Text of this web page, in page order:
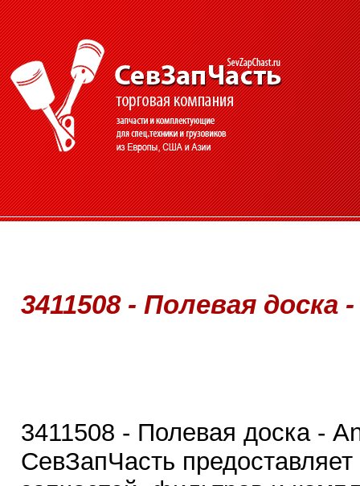
3411508 - Полевая доска
3411508 - Полевая доска -
СевЗапЧасть